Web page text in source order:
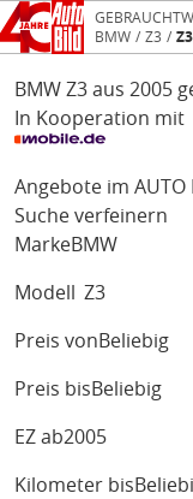
BMW
Z3
BMW Z3 aus 2005
In Kooperation mit
Angebote im
Suche verfeinern
MarkeBMW
Modell Z3
Preis von Beliebig
Preis bis Beliebig
EZ ab2005
Kilometer bis